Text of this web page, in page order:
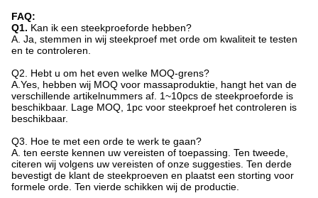
FAQ:
Q1. Kan ik een steekproeforde hebben?
A. Ja, stemmen in wij steekproef met orde om kwaliteit te testen
en te controleren.
Q2. Hebt u om het even welke MOQ-grens?
A.Yes, hebben wij MOQ voor massaproduktie, hangt het van de
verschillende artikelnummers af. 1~10pcs de steekproeforde is
beschikbaar. Lage MOQ, 1pc voor steekproef het controleren is
beschikbaar.
Q3. Hoe te met een orde te werk te gaan?
A. ten eerste kennen uw vereisten of toepassing. Ten tweede,
citeren wij volgens uw vereisten of onze suggesties. Ten derde
bevestigt de klant de steekproeven en plaatst een storting voor
formele orde. Ten vierde schikken wij de productie.